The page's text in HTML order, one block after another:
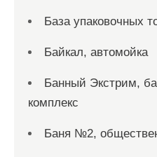
База упаковочных
Байкал, автомойка
Банный Экстрим,
комплекс
Баня №2,